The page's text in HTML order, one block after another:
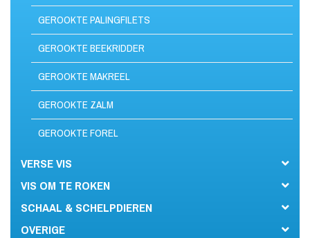
GEROOKTE PALINGFILETS
GEROOKTE BEEKRIDDER
GEROOKTE MAKREEL
GEROOKTE ZALM
GEROOKTE FOREL
VERSE VIS
VIS OM TE ROKEN
SCHAAL & SCHELPDIEREN
OVERIGE